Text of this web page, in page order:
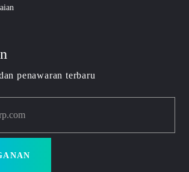
penawaran terbaru